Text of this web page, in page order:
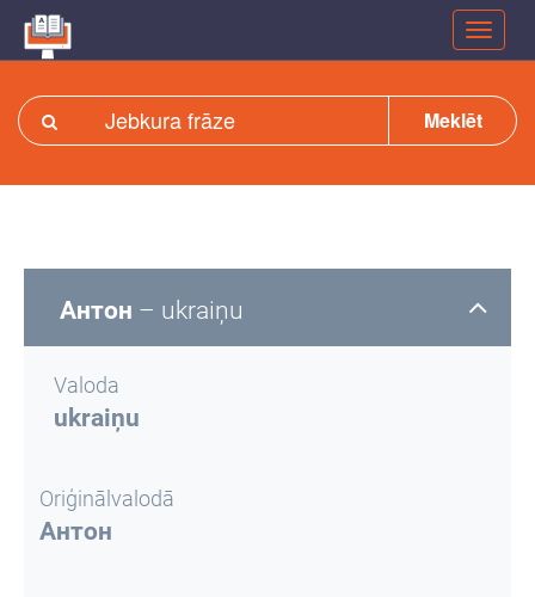
Meklēt
Антон – ukraiņu
Valoda
ukraiņu
Oriģinālvalodā
Антон